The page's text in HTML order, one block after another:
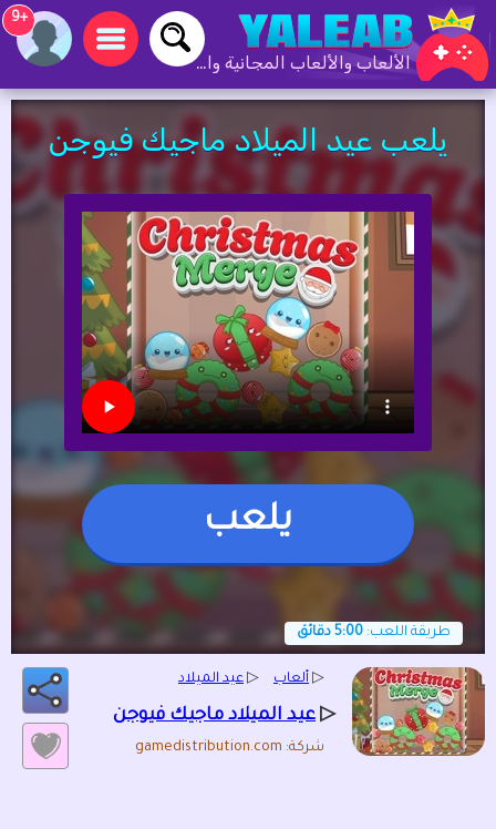
الألعاب والألعاب المجانية والألعاب عبر الإنترنت
+9
يلعب عيد الميلاد ماجيك فيوجن
يلعب
طريقة اللعب: 5:00 دقائق
▷ ألعاب ▷ عيد الميلاد
▷ عيد الميلاد ماجيك فيوجن
شركة: gamedistribution.com